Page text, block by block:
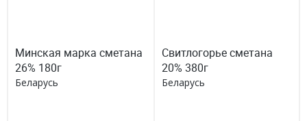
Минская марка сметана
26% 180г
Беларусь
Свитлогорье сметана
20% 380г
Беларусь